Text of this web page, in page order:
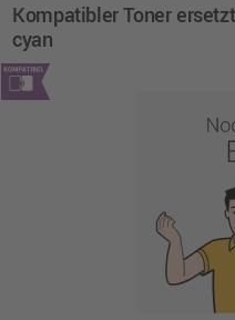
Kompatibler Toner
cyan